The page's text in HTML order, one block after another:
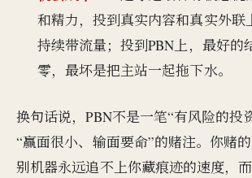
和精力，投到真实内容和真实外联
持续带流量；投到PBN上，最好的
零，最坏是把主站一起拖下水。
换句话说，PBN不是一笔“有风险的投
“赢面很小、输面要命”的赌注。你赌
别机器永远追不上你藏痕迹的速度，